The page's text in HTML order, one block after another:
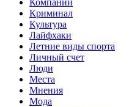
Криминал
Культура
Лайфхаки
Летние виды спорта
Личный счет
Люди
Места
Мнения
Мода